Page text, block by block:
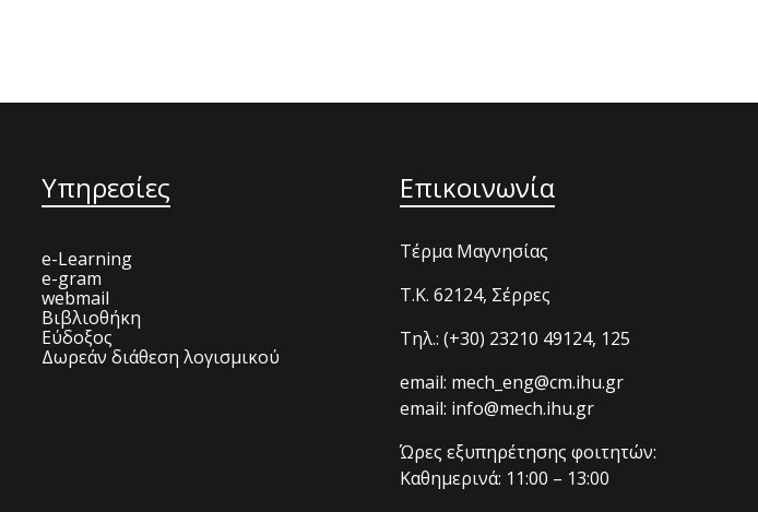
Υπηρεσίες
e-Learning
e-gram
webmail
Βιβλιοθήκη
Εύδοξος
Δωρεάν διάθεση λογισμικού
Επικοινωνία
Τέρμα Μαγνησίας
T.K. 62124, Σέρρες
Τηλ.: (+30) 23210 49124, 125
email: mech_eng@cm.ihu.gr
email: info@mech.ihu.gr
Ώρες εξυπηρέτησης φοιτητών:
Καθημερινά: 11:00 – 13:00